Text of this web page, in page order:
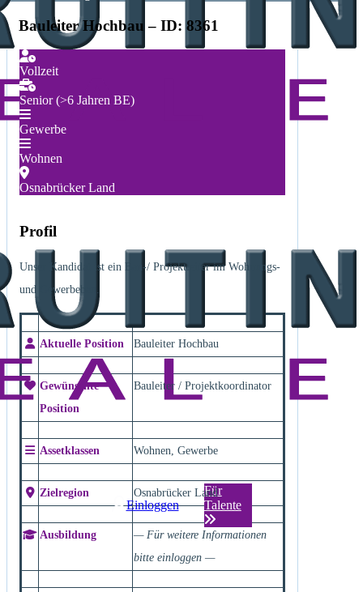
Einloggen
Für
Talente
Bauleiter Hochbau – ID: 8361
Vollzeit
Senior (>6 Jahren BE)
Gewerbe
Wohnen
Osnabrücker Land
Profil
Unser Kandidat ist ein Bau-/ Projektleiter im Wohnungs-
und Gewerbebau.
Aktuelle Position Bauleiter Hochbau
Gewünschte
Position
Bauleiter / Projektkoordinator
Assetklassen Wohnen, Gewerbe
Zielregion Osnabrücker Land
Ausbildung
— Für weitere Informationen
bitte einloggen —